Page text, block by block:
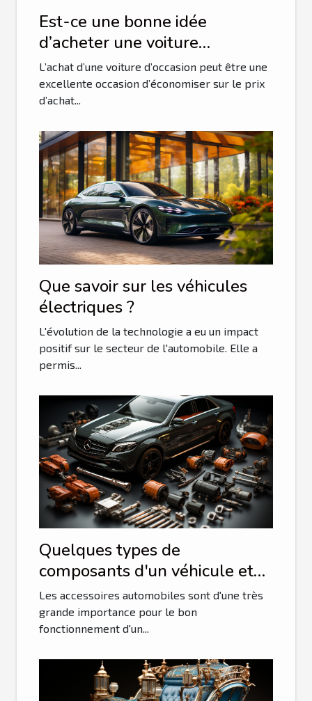
Est-ce une bonne idée
d’acheter une voiture
d’occasion ?
L’achat d’une voiture d’occasion peut être une
excellente occasion d’économiser sur le prix
d’achat...
Que savoir sur les véhicules
électriques ?
L'évolution de la technologie a eu un impact
positif sur le secteur de l'automobile. Elle a
permis...
Quelques types de
composants d'un véhicule et
leurs avantages
Les accessoires automobiles sont d'une très
grande importance pour le bon
fonctionnement d'un...